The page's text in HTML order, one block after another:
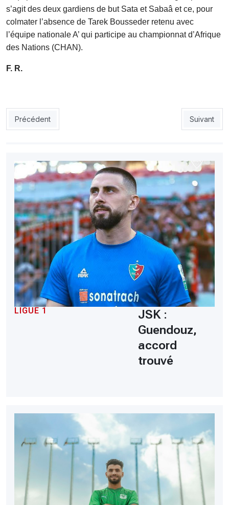
s’agit des deux gardiens de but Sata et Sabaâ et ce, pour
colmater l’absence de Tarek Bousseder retenu avec
l’équipe nationale A’ qui participe au championnat d’Afrique
des Nations (CHAN).
F. R.
Article précédent : USMA : Garrido attend de recevoir son
Précédent Article
Suivant
LIGUE 1
JSK :
Guendouz,
accord
trouvé